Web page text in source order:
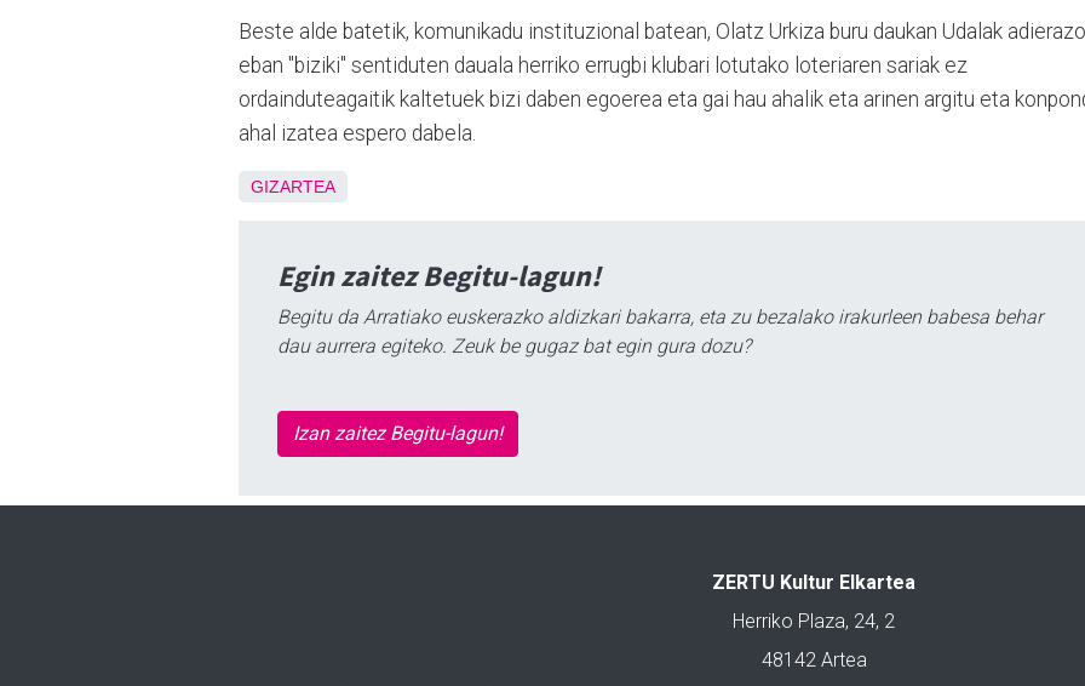
Beste alde batetik, komunikadu instituzional batean, Olatz Urkiza buru daukan Udalak adierazo
eban "biziki" sentiduten dauala herriko errugbi klubari lotutako loteriaren sariak ez
ordainduteagaitik kaltetuek bizi daben egoerea eta gai hau ahalik eta arinen argitu eta
ahal izatea espero dabela.
GIZARTEA
Egin zaitez Begitu-lagun!
Begitu da Arratiako euskerazko aldizkari bakarra, eta zu bezalako irakurleen babesa behar
dau aurrera egiteko. Zeuk be gugaz bat egin gura dozu?
Izan zaitez Begitu-lagun!
ZERTU Kultur Elkartea
Herriko Plaza, 24, 2
48142 Artea